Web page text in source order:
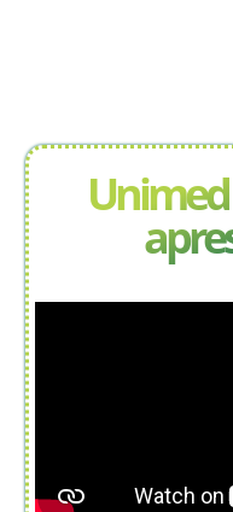
Unimed